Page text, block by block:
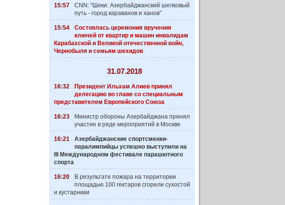
15:57
CNN: "Шеки: Азербайджанский шелковый
путь - город караванов и ханов"
15:54
Состоялась церемония вручения
ключей от квартир и машин инвалидам
Карабахской и Великой отечественной войн,
Чернобыля и семьям шехидов
31.07.2018
16:32
Президент Ильхам Алиев принял
делегацию во главе со специальным
представителем Европейского Союза
16:23
Министр обороны Азербайджана принял
участие в ряде мероприятий в Москве
16:21
Азербайджанские спортсменки-
паралимпийцы успешно выступили на
III Международном фестивале парашютного
спорта
16:20
В результате пожара на территории
площадью 100 гектаров сгорели сухостой
и кустарники